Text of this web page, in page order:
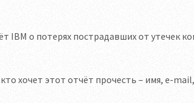
IBM о потерях пострадавших от утечек
хочет этот отчёт прочесть – имя, е-